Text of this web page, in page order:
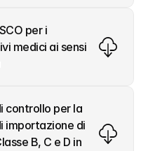
per i
medici ai sensi
controllo per la
importazione di
B, C e D in